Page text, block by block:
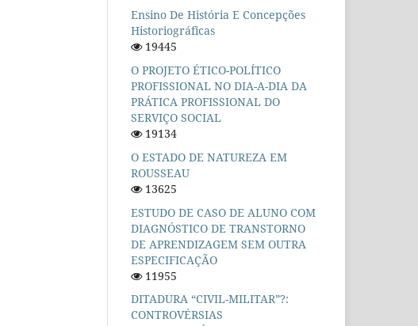
Ensino De História E Concepções
Historiográficas
19445
O PROJETO ÉTICO-POLÍTICO
PROFISSIONAL NO DIA-A-DIA DA
PRÁTICA PROFISSIONAL DO
SERVIÇO SOCIAL
19134
O ESTADO DE NATUREZA EM
ROUSSEAU
13625
ESTUDO DE CASO DE ALUNO COM
DIAGNÓSTICO DE TRANSTORNO
DE APRENDIZAGEM SEM OUTRA
ESPECIFICAÇÃO
11955
DITADURA “CIVIL-MILITAR”?:
CONTROVÉRSIAS